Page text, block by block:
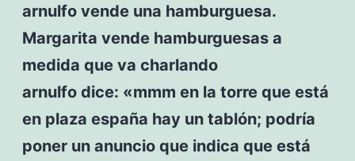
arnulfo vende una hamburguesa.
Margarita vende hamburguesas a
medida que va charlando
arnulfo dice: «mmm en la torre que está
en plaza españa hay un tablón; podría
poner un anuncio que indica que está